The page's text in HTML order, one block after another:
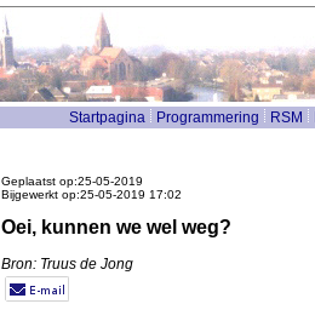
Startpagina Programmering RSM
Geplaatst op:25-05-2019
Bijgewerkt op:25-05-2019 17:02
Oei, kunnen we wel weg?
Bron: Truus de Jong